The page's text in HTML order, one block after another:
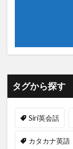
タグから探す
Siri英会話
カタカナ英語